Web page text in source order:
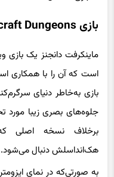
بازی Minecraft Dungeons
ماینکرفت دانجنز یک بازی
بازی به‌خاطر دنیای
جلوه‌های بصری زیبا مورد
برخلاف نسخه اصلی
هک‌انداسلش دنبال می‌شود.
به صورتی‌که در نمای